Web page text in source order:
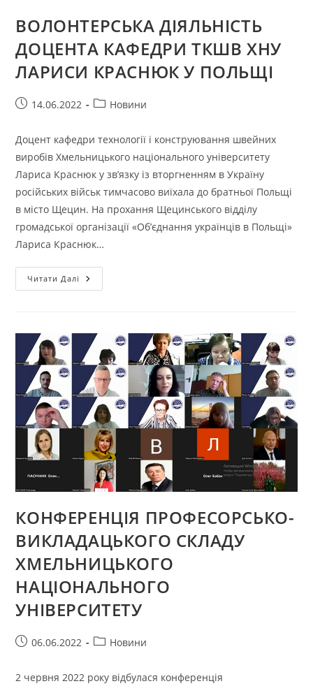
ВОЛОНТЕРСЬКА ДІЯЛЬНІСТЬ
ДОЦЕНТА КАФЕДРИ ТКШВ ХНУ
ЛАРИСИ КРАСНЮК У ПОЛЬЩІ
Запис14.06.2022
Категорія
Новини
Доцент кафедри технології і конструювання швейних
виробів Хмельницького національного університету
Лариса Краснюк у зв’язку із вторгненням в Україну
російських військ тимчасово виїхала до братньої Польщі
в місто Щецин. На прохання Щецинського відділу
громадської організації «Об’єднання українців в Польщі»
Лариса Краснюк…
Читати Далі ВОЛОНТЕРСЬКА
ДІЯЛЬНІСТЬ
ЛАРИСИ
КРАСНЮК
У
ПОЛЬЩІ
КОНФЕРЕНЦІЯ ПРОФЕСОРСЬКО-
ВИКЛАДАЦЬКОГО СКЛАДУ
ХМЕЛЬНИЦЬКОГО
НАЦІОНАЛЬНОГО
УНІВЕРСИТЕТУ
Запис06.06.2022
Категорія
Новини
2 червня 2022 року відбулася конференція